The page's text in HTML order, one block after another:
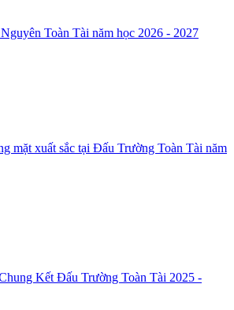
Toàn Tài năm học 2026 - 2027
mặt xuất sắc tại Đấu Trường Toàn Tài năm
Kết Đấu Trường Toàn Tài 2025 -